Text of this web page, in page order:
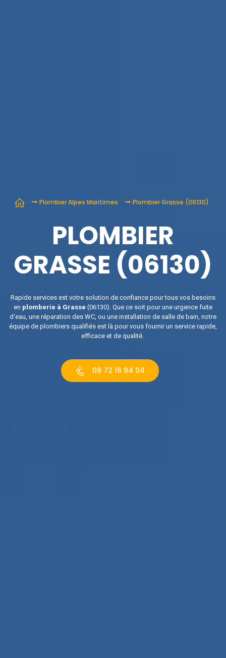
Plombier Alpes Maritimes Plombier Grasse (06130)
PLOMBIER
GRASSE (06130)
Rapide services est votre solution de confiance pour tous vos besoins
en plomberie à Grasse (06130). Que ce soit pour une urgence fuite
d'eau, une réparation des WC, ou une installation de salle de bain, notre
équipe de plombiers qualifiés est là pour vous fournir un service rapide,
efficace et de qualité.
09 72 16 94 04